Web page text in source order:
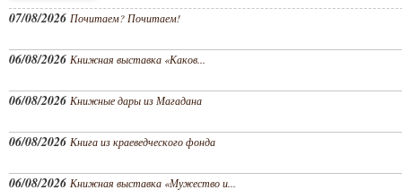
07/08/2026 Почитаем? Почитаем!
06/08/2026 Книжная выставка «Каков...
06/08/2026 Книжные дары из Магадана
06/08/2026 Книга из краеведческого фонда
06/08/2026 Книжная выставка «Мужество и...